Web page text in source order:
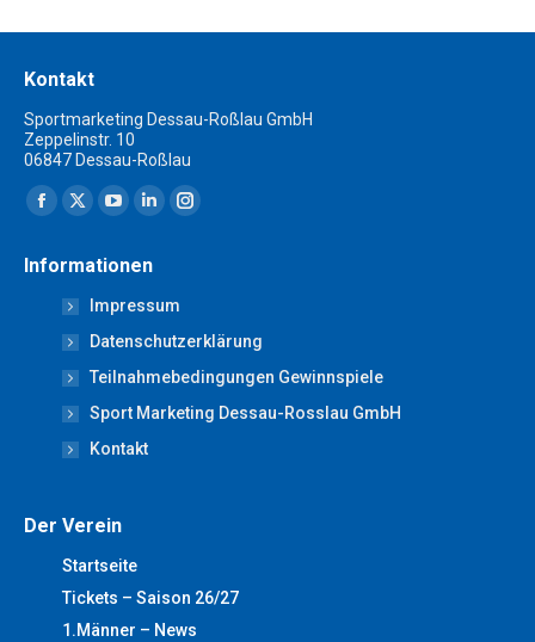
Kontakt
Sportmarketing Dessau-Roßlau GmbH
Zeppelinstr. 10
06847 Dessau-Roßlau
Finden Sie uns auf:
Facebook
opens
new
window
X
opens
in
new
window
YouTube
opens
in
new
window
Linkedin
opens
in
new
window
Instagram
new
window
Informationen
Impressum
Datenschutzerklärung
Teilnahmebedingungen Gewinnspiele
Sport Marketing Dessau-Rosslau GmbH
Kontakt
Der Verein
Startseite
Tickets – Saison 26/27
1.Männer – News